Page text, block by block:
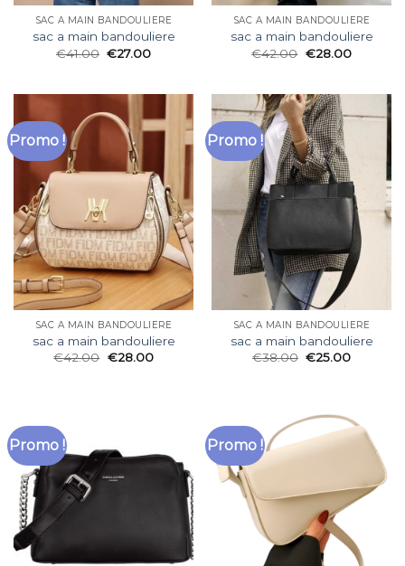
SAC A MAIN BANDOULIERE
sac a main bandouliere
€41.00 €27.00
SAC A MAIN BANDOULIERE
sac a main bandouliere
€42.00 €28.00
Promo !
SAC A MAIN BANDOULIERE
sac a main bandouliere
€42.00 €28.00
Promo !
SAC A MAIN BANDOULIERE
sac a main bandouliere
€38.00 €25.00
Promo ! Promo !